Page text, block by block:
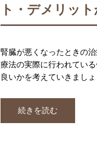
ト・デメリッ
腎臓が悪くなったときの
療法の実際に行われてい
良いかを考えていきましょ
続きを読む